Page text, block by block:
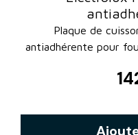
Plaque de
antiadhérente pour